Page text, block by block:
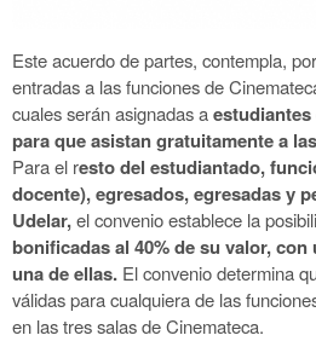
Este acuerdo de partes, contempla,
entradas a las funciones de
cuales serán asignadas aestudiantes
para que asistan gratuitamente a
Para el resto del estudiantado,
docente), egresados, egresadas y
Udelar,el convenio establece la
bonificadas al 40% de su valor, con
una de ellas. El convenio determina
válidas para cualquiera de las
en las tres salas de Cinemateca.